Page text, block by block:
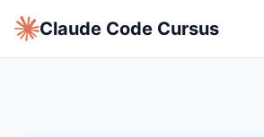
Claude Code Cursus